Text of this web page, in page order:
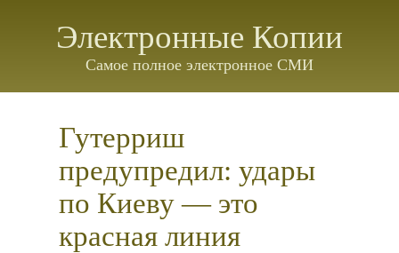
Электронные Копии
Самое полное электронное СМИ
Гутерриш
предупредил: удары
по Киеву — это
красная линия